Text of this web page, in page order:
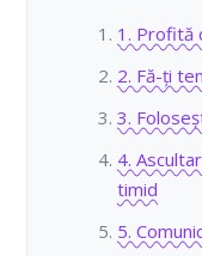
1. Profită
2. Fă-ți
3.
4.
timid
5.